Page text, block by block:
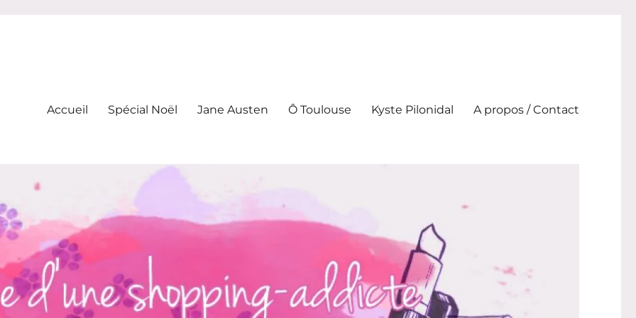
Accueil Spécial Noël Jane Austen Ô Toulouse Kyste Pilonidal A propos / Contact